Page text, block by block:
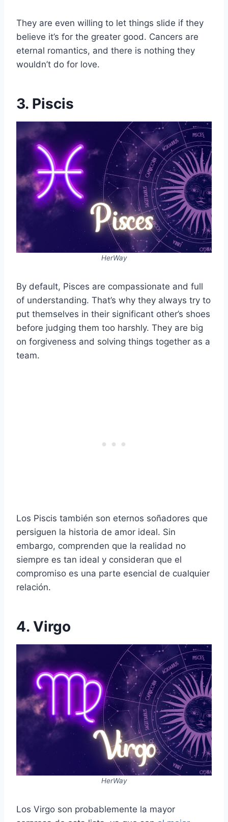
They are even willing to let things slide if they
believe it’s for the greater good. Cancers are
eternal romantics, and there is nothing they
wouldn’t do for love.
3. Piscis
HerWay
By default, Pisces are compassionate and full
of understanding. That’s why they always try to
put themselves in their significant other’s shoes
before judging them too harshly. They are big
on forgiveness and solving things together as a
team.
Los Piscis también son eternos soñadores que
persiguen la historia de amor ideal. Sin
embargo, comprenden que la realidad no
siempre es tan ideal y consideran que el
compromiso es una parte esencial de cualquier
relación.
4. Virgo
HerWay
Los Virgo son probablemente la mayor